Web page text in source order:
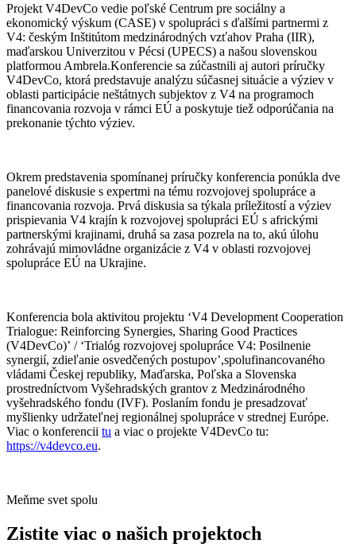
Projekt V4DevCo vedie poľské Centrum pre sociálny a
ekonomický výskum (CASE) v spolupráci s ďalšími partnermi z
V4: českým Inštitútom medzinárodných vzťahov Praha (IIR),
maďarskou Univerzitou v Pécsi (UPECS) a našou slovenskou
platformou Ambrela.Konferencie sa zúčastnili aj autori príručky
V4DevCo, ktorá predstavuje analýzu súčasnej situácie a výziev v
oblasti participácie neštátnych subjektov z V4 na programoch
financovania rozvoja v rámci EÚ a poskytuje tiež odporúčania na
prekonanie týchto výziev.
Okrem predstavenia spomínanej príručky konferencia ponúkla dve
panelové diskusie s expertmi na tému rozvojovej spolupráce a
financovania rozvoja. Prvá diskusia sa týkala príležitostí a výziev
prispievania V4 krajín k rozvojovej spolupráci EÚ s africkými
partnerskými krajinami, druhá sa zasa pozrela na to, akú úlohu
zohrávajú mimovládne organizácie z V4 v oblasti rozvojovej
spolupráce EÚ na Ukrajine.
Konferencia bola aktivitou projektu ‘V4 Development Cooperation
Trialogue: Reinforcing Synergies, Sharing Good Practices
(V4DevCo)’ / ‘Trialóg rozvojovej spolupráce V4: Posilnenie
synergií, zdieľanie osvedčených postupov’,spolufinancovaného
vládami Českej republiky, Maďarska, Poľska a Slovenska
prostredníctvom Vyšehradských grantov z Medzinárodného
vyšehradského fondu (IVF). Poslaním fondu je presadzovať
myšlienky udržateľnej regionálnej spolupráce v strednej Európe.
Viac o konferencii tu a viac o projekte V4DevCo tu:
https://v4devco.eu.
Meňme svet spolu
Zistite viac o našich projektoch